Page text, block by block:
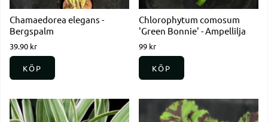
Chamaedorea elegans -
Bergspalm
39.90 kr
KÖP
Chlorophytum comosum
'Green Bonnie' - Ampellilja
99 kr
KÖP